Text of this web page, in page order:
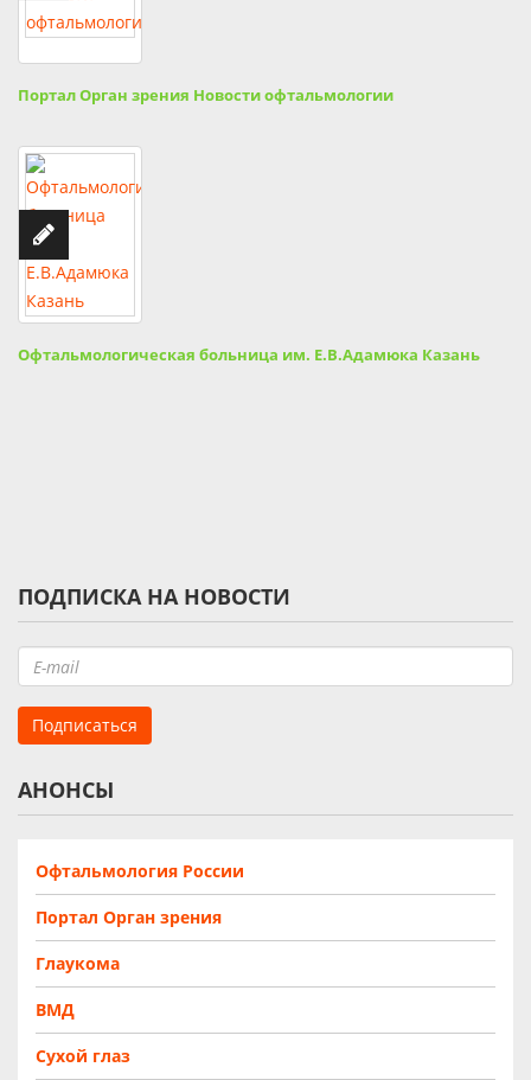
Портал Орган зрения Новости офтальмологии
Офтальмологическая больница им. Е.В.Адамюка Казань
ПОДПИСКА НА НОВОСТИ
АНОНСЫ
Офтальмология России
Портал Орган зрения
Глаукома
ВМД
Сухой глаз